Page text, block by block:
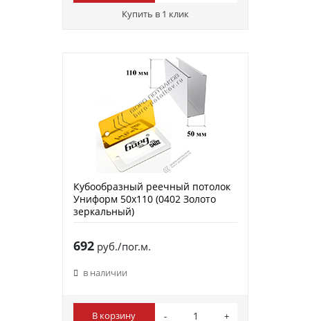
Купить в 1 клик
Кубообразный реечный потолок
Униформ 50х110 (0402 Золото
зеркальный)
692руб./пог.м.
в наличии
В корзину